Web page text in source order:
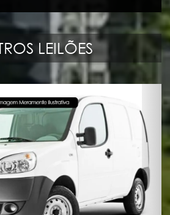
162.556,74 (Mar/2026). Os
serão quitados pelo Comitente e
livre de ônus para o
VENDA:À vista (não admite
de crédito).
preço do bem arrematado
diretamente ao Comitente
ou transferência bancária
de até 24 horas da realização
horas após o encerramento do
receberá um e-mail com
O arrematante deverá
o valor correspondente
LEILÕES